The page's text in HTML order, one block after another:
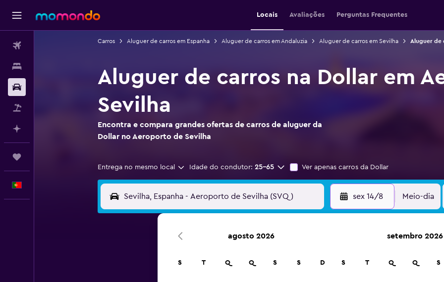
Locais Avaliações Perguntas Frequentes
Carros Aluguer de carros em Espanha Aluguer de carros em Andaluzia Aluguer de carros em Sevilha Aluguer de
Aluguer de carros na Dollar em
Sevilha
Encontra e compara grandes ofertas de carros de aluguer da
Dollar no Aeroporto de Sevilha
Entrega no mesmo local Idade do condutor: 25-65 Ver apenas carros da Dollar
sex 14/8 Meio-dia
agosto 2026
S T Q Q S S D
setembro 2026
S T Q Q S